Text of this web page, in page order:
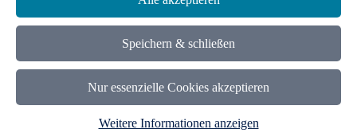
Speichern & schließen
Nur essenzielle Cookies akzeptieren
Weitere Informationen anzeigen